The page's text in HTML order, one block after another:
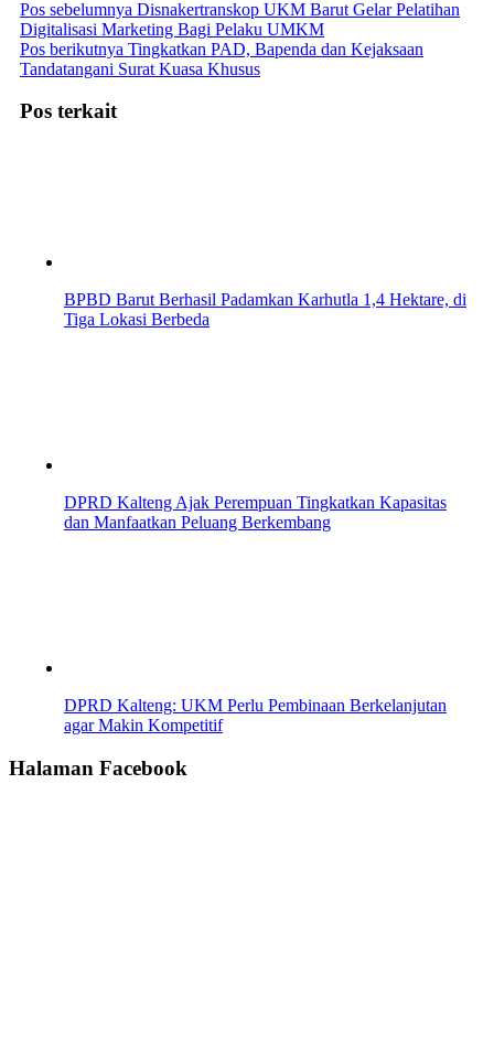
Pos sebelumnya Disnakertranskop UKM Barut Gelar Pelatihan
Digitalisasi Marketing Bagi Pelaku UMKM
Pos berikutnya Tingkatkan PAD, Bapenda dan Kejaksaan
Tandatangani Surat Kuasa Khusus
Pos terkait
BPBD Barut Berhasil Padamkan Karhutla 1,4 Hektare, di
Tiga Lokasi Berbeda
DPRD Kalteng Ajak Perempuan Tingkatkan Kapasitas
dan Manfaatkan Peluang Berkembang
DPRD Kalteng: UKM Perlu Pembinaan Berkelanjutan
agar Makin Kompetitif
Halaman Facebook